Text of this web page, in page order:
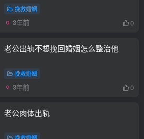
挽救婚姻
3年前 0
老公出轨不想挽回婚姻怎么整治他
挽救婚姻
3年前 0
老公肉体出轨